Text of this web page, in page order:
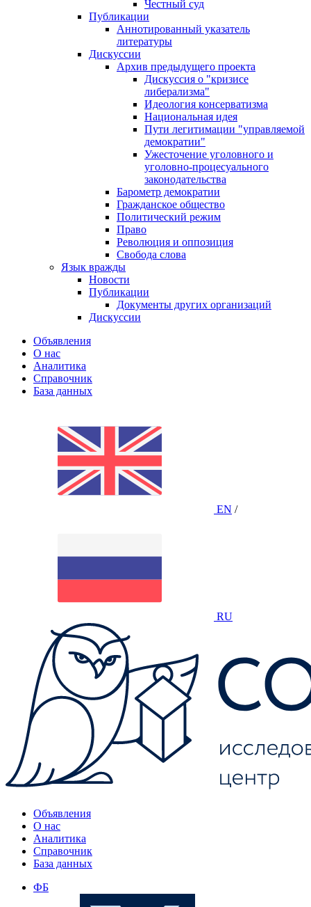
Честный суд
Публикации
Аннотированный указатель
литературы
Дискуссии
Архив предыдущего проекта
Дискуссия о "кризисе
либерализма"
Идеология консерватизма
Национальная идея
Пути легитимации "управляемой
демократии"
Ужесточение уголовного и
уголовно-процесуального
законодательства
Барометр демократии
Гражданское общество
Политический режим
Право
Революция и оппозиция
Свобода слова
Язык вражды
Новости
Публикации
Документы других организаций
Дискуссии
Объявления
О нас
Аналитика
Справочник
База данных
EN /
RU
Объявления
О нас
Аналитика
Справочник
База данных
ФБ